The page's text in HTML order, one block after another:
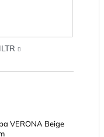
VERONA Beige